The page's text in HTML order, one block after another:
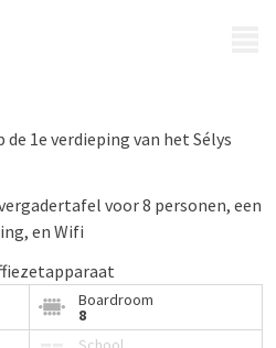
1e verdieping van het Sélys
voor 8 personen, een
en Wifi
Boardroom
8